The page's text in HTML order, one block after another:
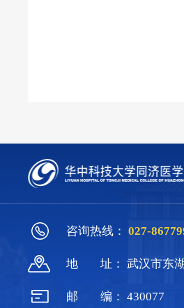
咨询热线： 027-
地 址： 武汉市东
邮 编： 430077